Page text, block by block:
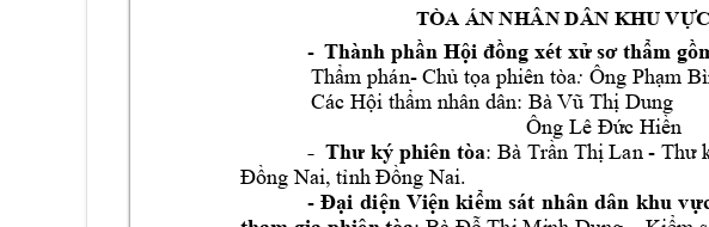
       T
ÒA ÁN NHÂN DÂN KHU
- Thành phần Hội đồng xét xử sơ thẩm gồ
Thẩm phán- Chủ tọa phiên tòa: Ông Phạm
Các Hội thẩm nhân dân: Bà Vũ Thị Dung
Ông Lê Đức Hiền
- Thư ký phiên tòa: Bà Trần Thị Lan - Thư
Đồng Nai, tỉnh Đồng Nai.
- Đại diện Viện kiểm sát nhân dân khu